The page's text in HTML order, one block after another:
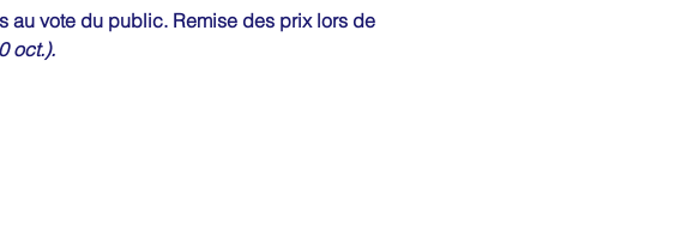
au vote du public. Remise des prix lors de
oct.).